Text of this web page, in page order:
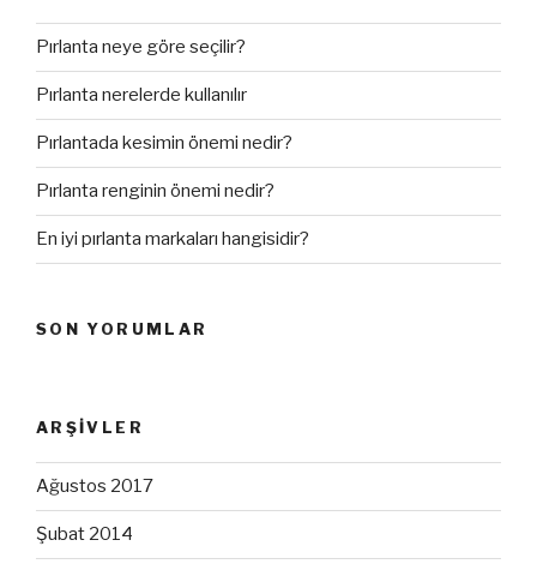
Pırlanta neye göre seçilir?
Pırlanta nerelerde kullanılır
Pırlantada kesimin önemi nedir?
Pırlanta renginin önemi nedir?
En iyi pırlanta markaları hangisidir?
SON YORUMLAR
ARŞIVLER
Ağustos 2017
Şubat 2014